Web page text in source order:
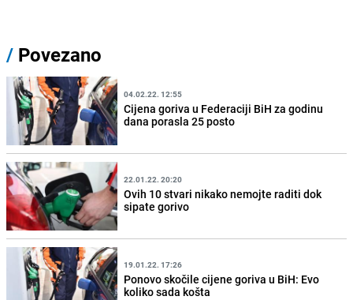
/ Povezano
04.02.22. 12:55
Cijena goriva u Federaciji BiH za godinu
dana porasla 25 posto
22.01.22. 20:20
Ovih 10 stvari nikako nemojte raditi dok
sipate gorivo
19.01.22. 17:26
Ponovo skočile cijene goriva u BiH: Evo
koliko sada košta